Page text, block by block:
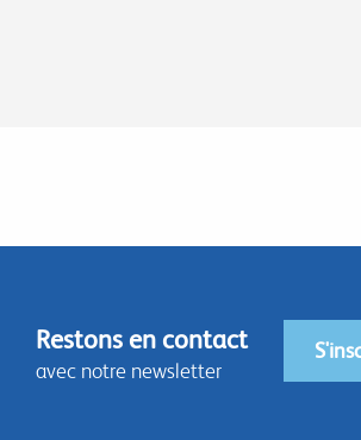
Restons en contact
avec notre newsletter